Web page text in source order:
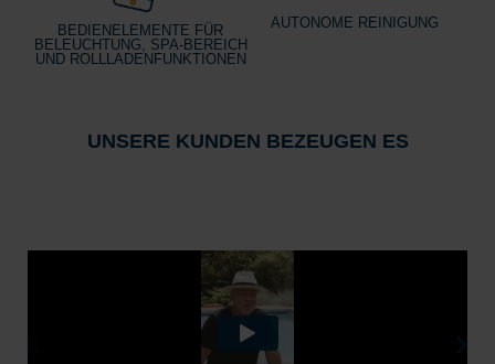
BEDIENELEMENTE FÜR
BELEUCHTUNG, SPA-BEREICH
UND ROLLLADENFUNKTIONEN
AUTONOME REINIGUNG
UNSERE KUNDEN BEZEUGEN ES